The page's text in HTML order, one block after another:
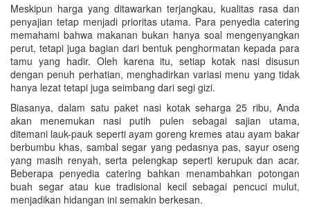
Meskipun harga yang ditawarkan terjangkau, kualitas rasa dan
penyajian tetap menjadi prioritas utama. Para penyedia catering
memahami bahwa makanan bukan hanya soal mengenyangkan
perut, tetapi juga bagian dari bentuk penghormatan kepada para
tamu yang hadir. Oleh karena itu, setiap kotak nasi disusun
dengan penuh perhatian, menghadirkan variasi menu yang tidak
hanya lezat tetapi juga seimbang dari segi gizi.
Biasanya, dalam satu paket nasi kotak seharga 25 ribu, Anda
akan menemukan nasi putih pulen sebagai sajian utama,
ditemani lauk-pauk seperti ayam goreng kremes atau ayam bakar
berbumbu khas, sambal segar yang pedasnya pas, sayur oseng
yang masih renyah, serta pelengkap seperti kerupuk dan acar.
Beberapa penyedia catering bahkan menambahkan potongan
buah segar atau kue tradisional kecil sebagai pencuci mulut,
menjadikan hidangan ini semakin berkesan.